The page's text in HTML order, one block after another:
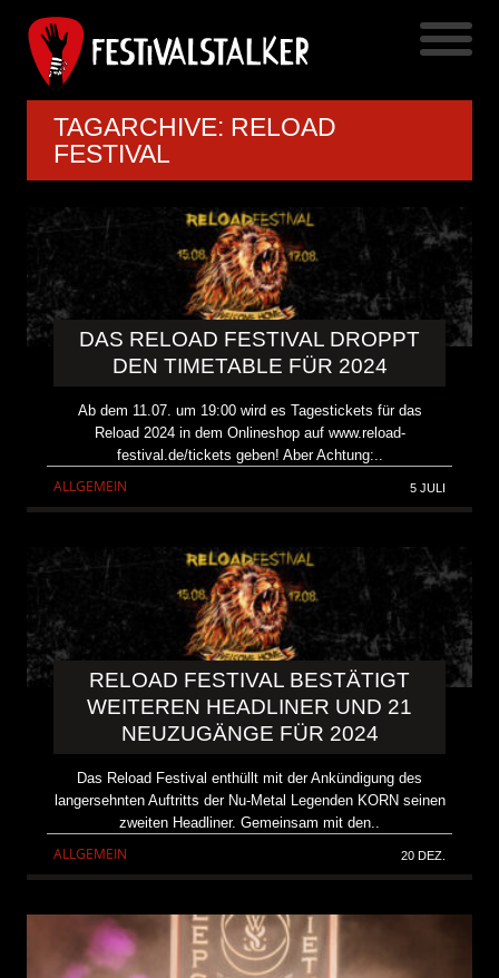
TAGARCHIVE: RELOAD
FESTIVAL
DAS RELOAD FESTIVAL DROPPT
DEN TIMETABLE FÜR 2024
Ab dem 11.07. um 19:00 wird es Tagestickets für das
Reload 2024 in dem Onlineshop auf www.reload-
festival.de/tickets geben! Aber Achtung:..
ALLGEMEIN 5 JULI
RELOAD FESTIVAL BESTÄTIGT
WEITEREN HEADLINER UND 21
NEUZUGÄNGE FÜR 2024
Das Reload Festival enthüllt mit der Ankündigung des
langersehnten Auftritts der Nu-Metal Legenden KORN seinen
zweiten Headliner. Gemeinsam mit den..
ALLGEMEIN 20 DEZ.